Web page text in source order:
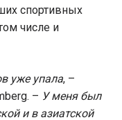
спортивных
числе и
уже упала, –
– У меня был
и в азиатской